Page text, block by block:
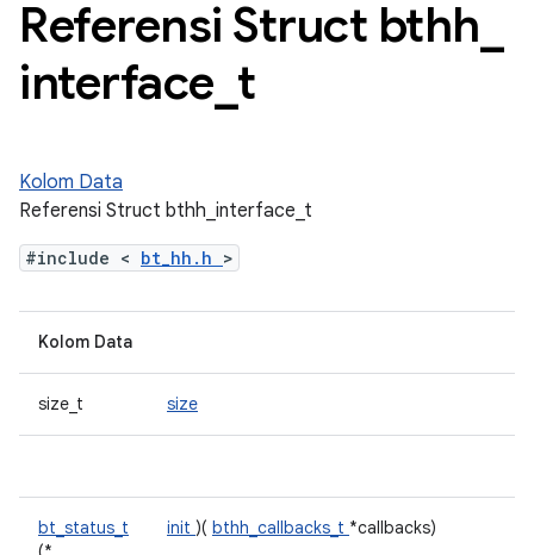
Referensi Struct bthh
interface t
Kolom Data
Referensi Struct bthh_interface_t
#include < bt_hh.h >
Kolom Data
size_t size
bt_status_t
init )( bthh_callbacks_t *callbacks)